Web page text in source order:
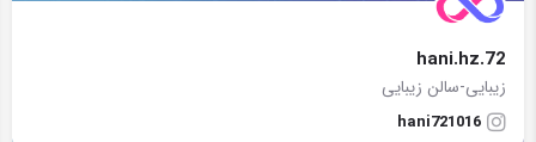
hani.hz.72
زیبایی-سالن زیبایی
hani721016